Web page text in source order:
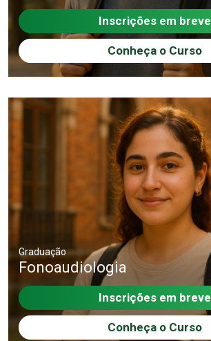
Inscrições em breve
Conheça o Curso
Graduação
Fonoaudiologia
Inscrições em breve
Conheça o Curso